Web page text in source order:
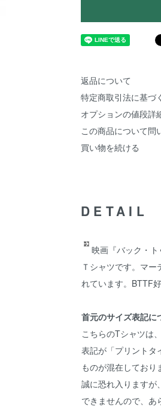
返品について
特定商取引法に基づ
オプションの値段詳
この商品について問
買い物を続ける
DETAIL
映画『バック・
Ｔシャツです。マ
れています。BTTF
首元のサイズ表記に
こちらのTシャツは
表記が「プリントタ
ものが混在しており
誠に恐れ入りますが
できませんので、あ